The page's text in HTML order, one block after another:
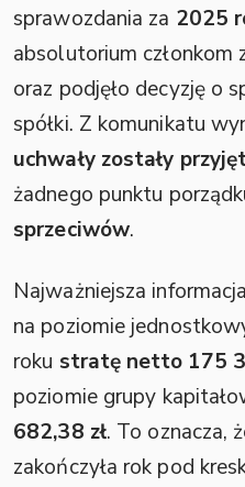
sprawozdania za 2025
absolutorium członkom
oraz podjęło decyzję o
spółki. Z komunikatu
uchwały zostały
żadnego punktu
sprzeciwów.
Najważniejsza
na poziomie
roku stratę netto 175
poziomie grupy
682,38 zł. To oznacza,
zakończyła rok pod